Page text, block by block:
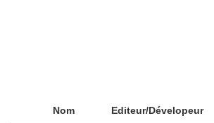
Nom Editeur/Dévelopeur